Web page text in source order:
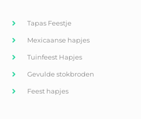
Tapas Feestje
Mexicaanse hapjes
Tuinfeest Hapjes
Gevulde stokbroden
Feest hapjes